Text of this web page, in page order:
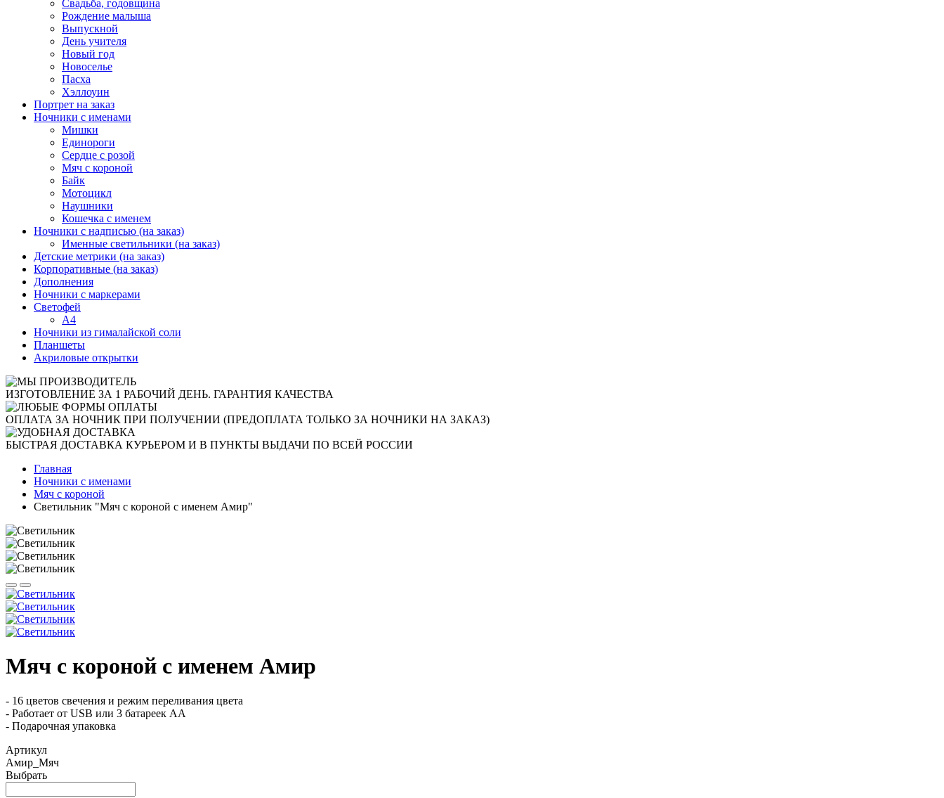
Свадьба, годовщина
Рождение малыша
Выпускной
День учителя
Новый год
Новоселье
Пасха
Хэллоуин
Портрет на заказ
Ночники с именами
Мишки
Единороги
Сердце с розой
Мяч с короной
Байк
Мотоцикл
Наушники
Кошечка с именем
Ночники с надписью (на заказ)
Именные светильники (на заказ)
Детские метрики (на заказ)
Корпоративные (на заказ)
Дополнения
Ночники с маркерами
Светофей
А4
Ночники из гималайской соли
Планшеты
Акриловые открытки
ИЗГОТОВЛЕНИЕ ЗА 1 РАБОЧИЙ ДЕНЬ. ГАРАНТИЯ КАЧЕСТВА
ОПЛАТА ЗА НОЧНИК ПРИ ПОЛУЧЕНИИ (ПРЕДОПЛАТА ТОЛЬКО ЗА НОЧНИКИ НА ЗАКАЗ)
БЫСТРАЯ ДОСТАВКА КУРЬЕРОМ И В ПУНКТЫ ВЫДАЧИ ПО ВСЕЙ РОССИИ
Главная
Ночники с именами
Мяч с короной
Светильник "Мяч с короной с именем Амир"
Мяч с короной с именем Амир
- 16 цветов свечения и режим переливания цвета
- Работает от USB или 3 батареек АА
- Подарочная упаковка
Артикул
Амир_Мяч
Выбрать